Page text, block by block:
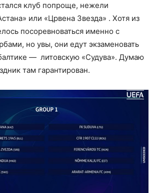
клуб попроще, нежели
или «Црвена Звезда» . Хотя из
посоревноваться именно с
но увы, они едут экзаменовать
— литовскую «Судува». Думаю
там гарантирован.